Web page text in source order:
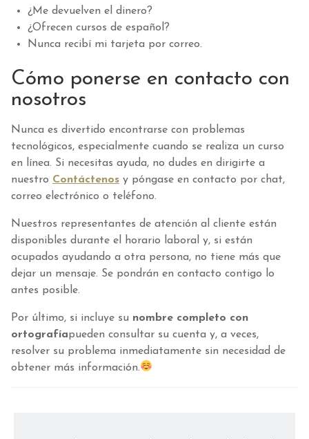
¿Me devuelven el dinero?
¿Ofrecen cursos de español?
Nunca recibí mi tarjeta por correo.
Cómo ponerse en contacto con
nosotros
Nunca es divertido encontrarse con problemas
tecnológicos, especialmente cuando se realiza un curso
en línea. Si necesitas ayuda, no dudes en dirigirte a
nuestro Contáctenos y póngase en contacto por chat,
correo electrónico o teléfono.
Nuestros representantes de atención al cliente están
disponibles durante el horario laboral y, si están
ocupados ayudando a otra persona, no tiene más que
dejar un mensaje. Se pondrán en contacto contigo lo
antes posible.
Por último, si incluye su nombre completo con
ortografíapueden consultar su cuenta y, a veces,
resolver su problema inmediatamente sin necesidad de
obtener más información.